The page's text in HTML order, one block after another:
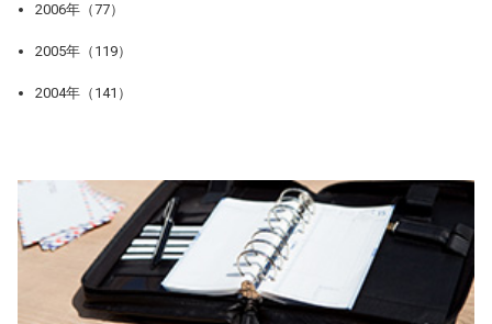
2006年（77）
2005年（119）
2004年（141）